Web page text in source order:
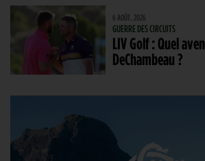
6 AOÛT. 2026
GUERRE DES CIRCUITS
LIV Golf : Quel
DeChambeau ?